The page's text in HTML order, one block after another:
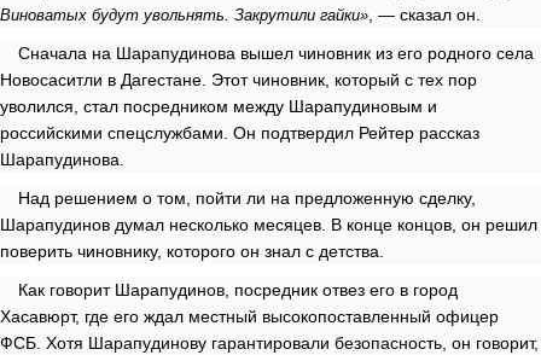
Виноватых будут увольнять. Закрутили гайки» , — сказал он.
Сначала на Шарапудинова вышел чиновник из его родного села
Новосаситли в Дагестане. Этот чиновник, который с тех пор
уволился, стал посредником между Шарапудиновым и
российскими спецслужбами. Он подтвердил Рейтер рассказ
Шарапудинова.
Над решением о том, пойти ли на предложенную сделку,
Шарапудинов думал несколько месяцев. В конце концов, он решил
поверить чиновнику, которого он знал с детства.
Как говорит Шарапудинов, посредник отвез его в город
Хасавюрт, где его ждал местный высокопоставленный офицер
ФСБ. Хотя Шарапудинову гарантировали безопасность, он говорит,